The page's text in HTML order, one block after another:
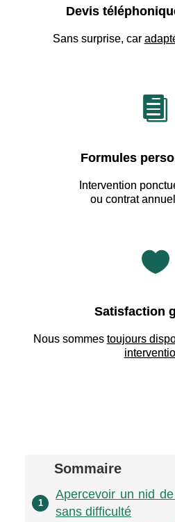
Devis
Sans surprise, car

Formules
Intervention
ou contrat

Satisfaction
Nous sommes toujours
Sommaire
1
Apercevoir un nid
sans difficulté